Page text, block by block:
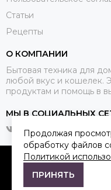
Статьи
Рецепты
О КОМПАНИИ
Бытовая техника для
любой вкус и кошелек.
продуктам и помощь в
МЫ В СОЦИАЛЬНЫХ
2026 ©
Продолжая
обработку файлов
Политикой
ПРИНЯТЬ